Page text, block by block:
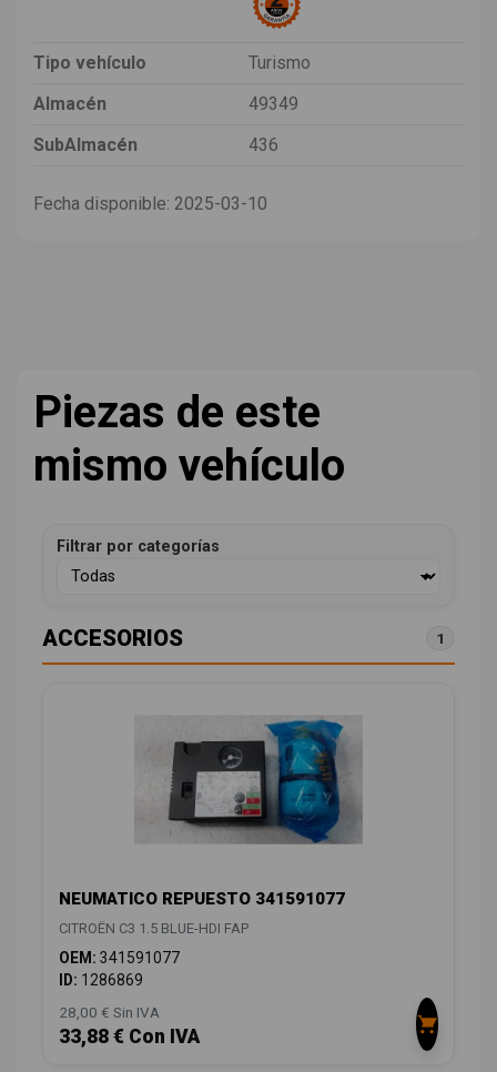
Tipo vehículo
Turismo
Almacén
49349
SubAlmacén
436
Fecha disponible: 2025-03-10
Piezas de este
mismo vehículo
Filtrar por categorías
ACCESORIOS 1
NEUMATICO REPUESTO 341591077
CITROËN C3 1.5 BLUE-HDI FAP
OEM: 341591077
ID: 1286869
28,00 € Sin IVA
33,88 € Con IVA